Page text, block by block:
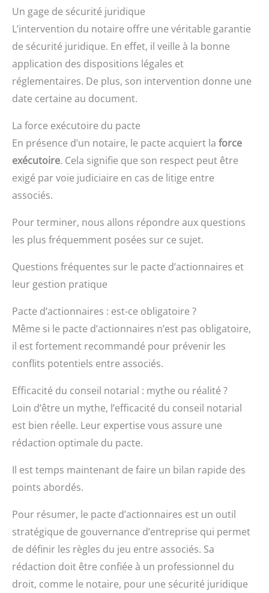
Un gage de sécurité juridique
L’intervention du notaire offre une véritable garantie
de sécurité juridique. En effet, il veille à la bonne
application des dispositions légales et
réglementaires. De plus, son intervention donne une
date certaine au document.
La force exécutoire du pacte
En présence d’un notaire, le pacte acquiert la force
exécutoire. Cela signifie que son respect peut être
exigé par voie judiciaire en cas de litige entre
associés.
Pour terminer, nous allons répondre aux questions
les plus fréquemment posées sur ce sujet.
Questions fréquentes sur le pacte d’actionnaires et
leur gestion pratique
Pacte d’actionnaires : est-ce obligatoire ?
Même si le pacte d’actionnaires n’est pas obligatoire,
il est fortement recommandé pour prévenir les
conflits potentiels entre associés.
Efficacité du conseil notarial : mythe ou réalité ?
Loin d’être un mythe, l’efficacité du conseil notarial
est bien réelle. Leur expertise vous assure une
rédaction optimale du pacte.
Il est temps maintenant de faire un bilan rapide des
points abordés.
Pour résumer, le pacte d’actionnaires est un outil
stratégique de gouvernance d’entreprise qui permet
de définir les règles du jeu entre associés. Sa
rédaction doit être confiée à un professionnel du
droit, comme le notaire, pour une sécurité juridique